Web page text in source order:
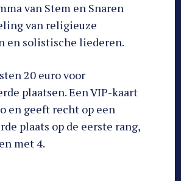
van Stem en Snaren
van religieuze
en solistische liederen.
20 euro voor
plaatsen. Een VIP-kaart
en geeft recht op een
plaats op de eerste rang,
met 4.